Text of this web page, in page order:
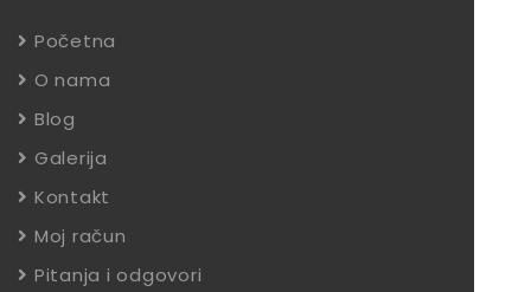
Početna
O nama
Blog
Galerija
Kontakt
Moj račun
Pitanja i odgovori